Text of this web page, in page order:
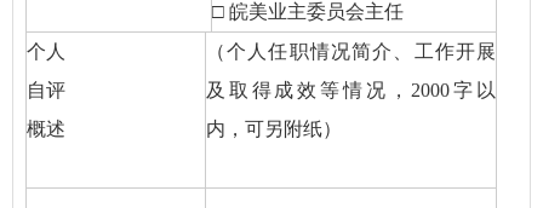
□ 皖美业主委员会主任
个人
自评
概述
（个人任职情况简介、工作开展
及取得成效等情况，2000字以
内，可另附纸）